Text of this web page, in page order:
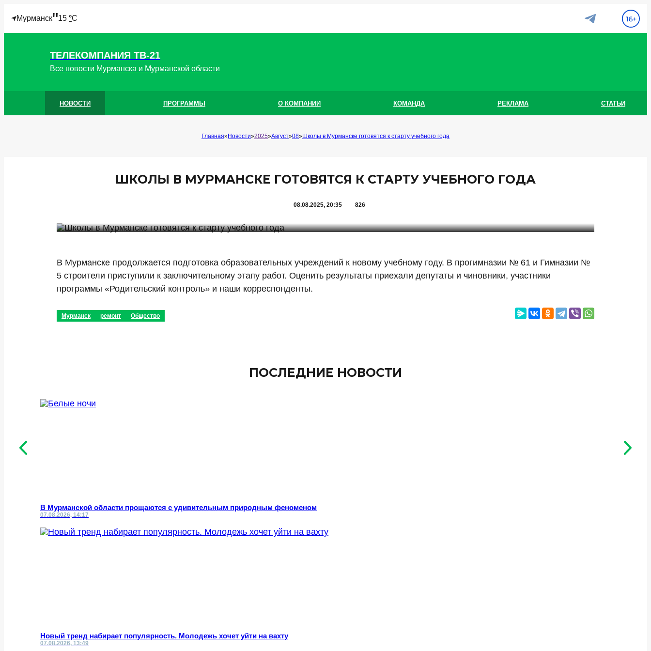
Мурманск"15 °C
ТЕЛЕКОМПАНИЯ ТВ-21
Все новости Мурманска и Мурманской области
НОВОСТИ ПРОГРАММЫ О КОМПАНИИ КОМАНДА РЕКЛАМА СТАТЬИ
Главная Новости 2025 Август 08 Школы в Мурманске готовятся к старту учебного года
ШКОЛЫ В МУРМАНСКЕ ГОТОВЯТСЯ К СТАРТУ УЧЕБНОГО ГОДА
08.08.2025, 20:35 826
В Мурманске продолжается подготовка образовательных учреждений к новому учебному году. В прогимназии № 61 и Гимназии №
5 строители приступили к заключительному этапу работ. Оценить результаты приехали депутаты и чиновники, участники
программы «Родительский контроль» и наши корреспонденты.
Мурманск ремонт Общество
ПОСЛЕДНИЕ НОВОСТИ
В Мурманской области прощаются с удивительным природным феноменом
07.08.2026, 14:17
Новый тренд набирает популярность. Молодежь хочет уйти на вахту
07.08.2026, 13:49